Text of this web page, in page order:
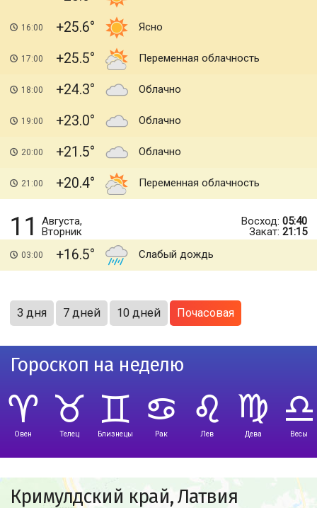
16:00 +25.6 Ясно
17:00 +25.5 Переменная облачность
18:00 +24.3 Облачно
19:00 +23.0 Облачно
20:00 +21.5 Облачно
21:00 +20.4 Переменная облачность
11
Августа,
Вторник
Восход: 05:40
Закат: 21:15
03:00 +16.5 Слабый дождь
3 дня 7 дней 10 дней Почасовая
Гороскоп на неделю
Овен Телец Близнецы Рак Лев Дева Весы
Кримулдский край, Латвия